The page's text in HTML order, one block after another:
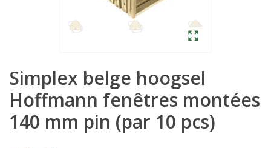
Simplex belge hoogsel
Hoffmann fenêtres montées
140 mm pin (par 10 pcs)